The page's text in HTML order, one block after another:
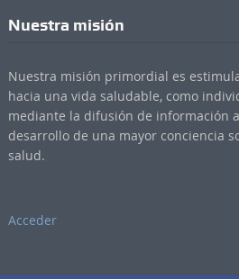
Nuestra misión
Nuestra misión primordial es
hacia una vida saludable, como
mediante la difusión de información
desarrollo de una mayor conciencia
salud.
Acceder